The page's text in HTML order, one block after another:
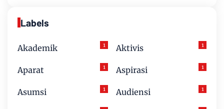
Labels
Akademik 1 Aktivis 1
Aparat 1 Aspirasi 1
Asumsi 1 Audiensi 1